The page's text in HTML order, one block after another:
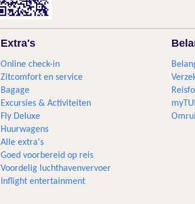
Extra's
Online check-in
Zitcomfort en service
Bagage
Excursies & Activiteiten
Fly Deluxe
Huurwagens
Alle extra's
Goed voorbereid op reis
Voordelig luchthavenvervoer
Inflight entertainment
myTUI